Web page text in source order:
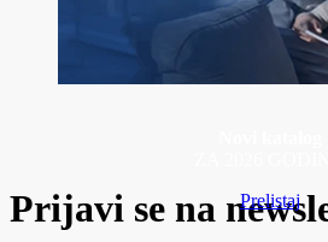
Prelistaj
Prijavi se na